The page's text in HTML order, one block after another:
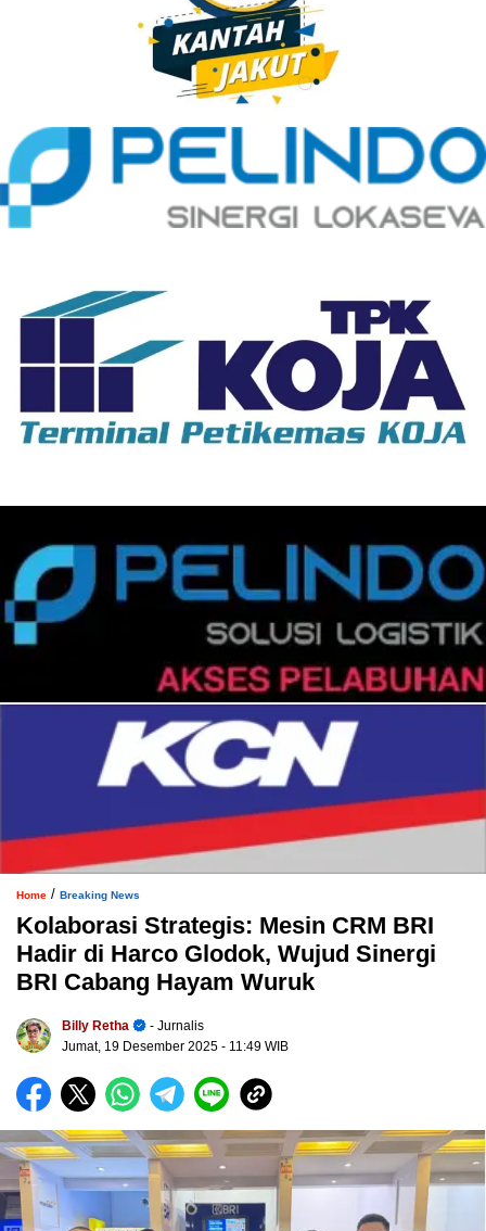
Home / Breaking News
Kolaborasi Strategis: Mesin CRM BRI
Hadir di Harco Glodok, Wujud Sinergi
BRI Cabang Hayam Wuruk
Billy Retha
- Jurnalis
Jumat, 19 Desember 2025 - 11:49 WIB